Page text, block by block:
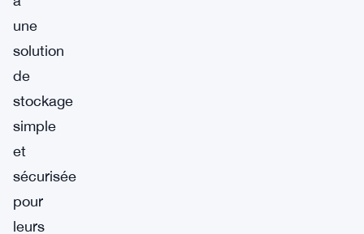
une
solution
de
stockage
simple
et
sécurisée
pour
leurs